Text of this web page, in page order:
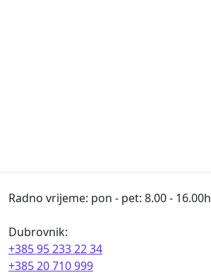
Radno vrijeme: pon - pet: 8.00 - 16.00h
Dubrovnik:
+385 95 233 22 34
+385 20 710 999